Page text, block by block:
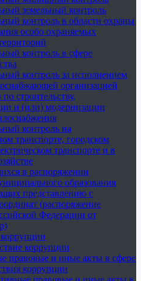
земельный контроль
контроль в области охраны
особо охраняемых
контроль в сфере
контроль за исполнением
организацией
по строительству,
и (или) модернизации
контроль на
транспорте, городском
транспорте и в
в распоряжении
образования
представлению с
(распоряжение
Федерации от
коррупции
правовые и иные акты в сфере
коррупции